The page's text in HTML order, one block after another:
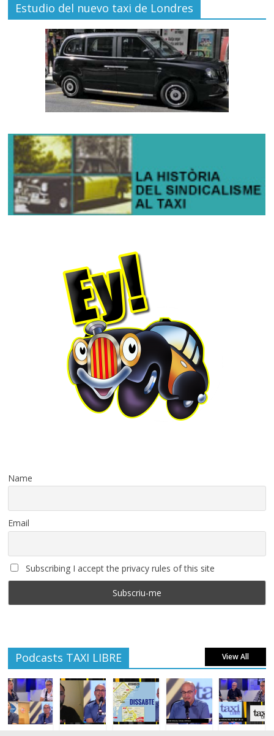
Estudio del nuevo taxi de Londres
Name
Email
Subscribing I accept the privacy rules of this site
Podcasts TAXI LIBRE View All